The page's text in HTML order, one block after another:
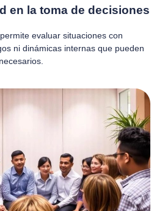
en la toma de decisiones
evaluar situaciones con
ni dinámicas internas que pueden